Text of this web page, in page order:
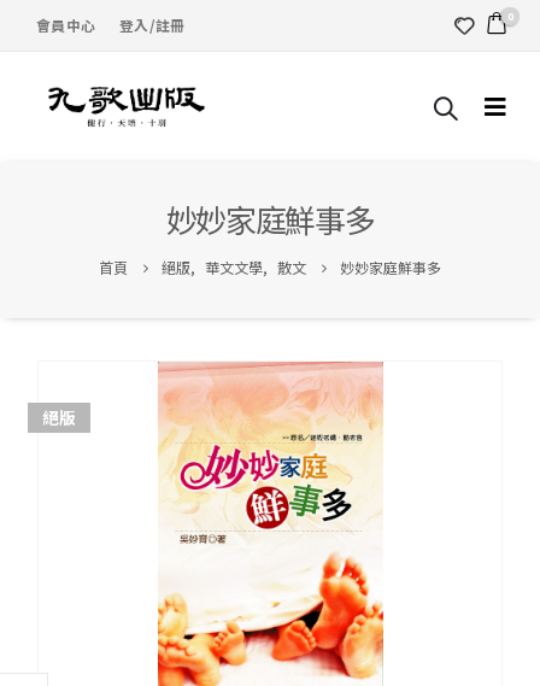
會員中心 登入/註冊 0
妙妙家庭鮮事多
首頁 絕版, 華文文學, 散文 妙妙家庭鮮事多
絕版